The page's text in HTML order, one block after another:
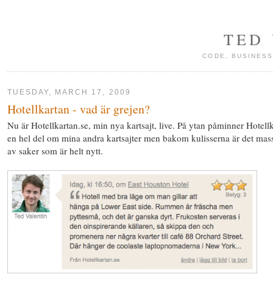
TED
CODE,
TUESDAY, MARCH 17, 2009
Hotellkartan - vad är grejen?
Nu är Hotellkartan.se, min nya kartsajt, live. På ytan påminner
en hel del om mina andra kartsajter men bakom kulisserna är det
av saker som är helt nytt.